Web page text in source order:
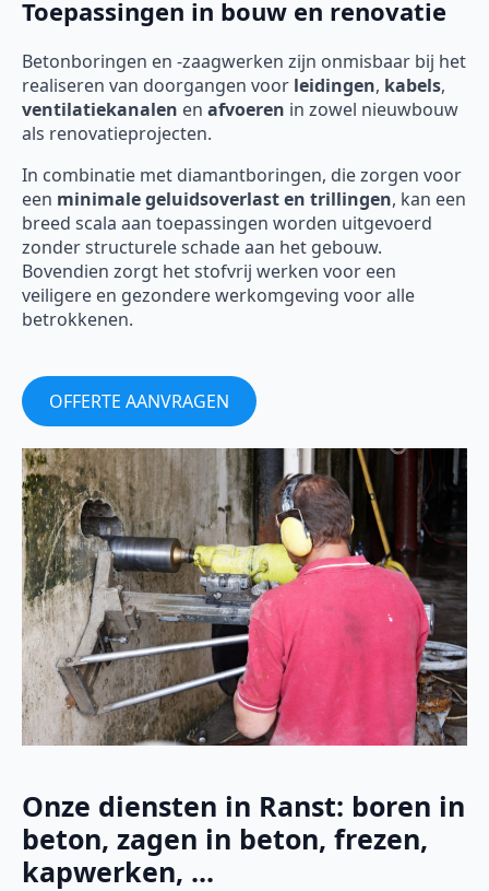
Toepassingen in bouw en renovatie
Betonboringen en -zaagwerken zijn onmisbaar bij het
realiseren van doorgangen voor leidingen, kabels,
ventilatiekanalen en afvoeren in zowel nieuwbouw
als renovatieprojecten.
In combinatie met diamantboringen, die zorgen voor
een minimale geluidsoverlast en trillingen, kan een
breed scala aan toepassingen worden uitgevoerd
zonder structurele schade aan het gebouw.
Bovendien zorgt het stofvrij werken voor een
veiligere en gezondere werkomgeving voor alle
betrokkenen.
OFFERTE AANVRAGEN
Onze diensten in Ranst: boren in
beton, zagen in beton, frezen,
kapwerken, ...